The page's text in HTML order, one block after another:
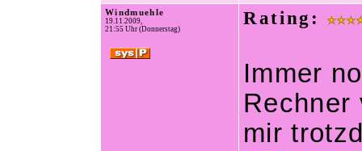
Windmuehle
19.11.2009,
21:55 Uhr (Donnerstag)
Rating:
Immer
Rechner
mir